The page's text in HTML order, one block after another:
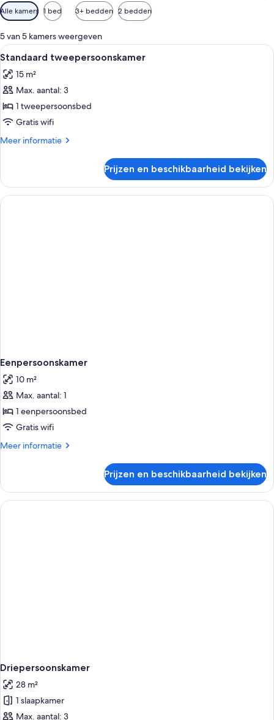
Beschikbare
filters
voor
kamers
Alle kamers 1 bed 3+ bedden 2 bedden
5 van 5 kamers weergeven
Alle
foto's
voor
Standaard
tweepersoonskamer
laden
Een hotelkamer met een bed, een
1
Standaard tweepersoonskamer
15 m²
Max. aantal: 3
1 tweepersoonsbed
Gratis wifi
Meer informatie
Meer
tweepersoonskamer
Prijzen en beschikbaarheid bekijken
Eenpersoonskamer
10 m²
Max. aantal: 1
1 eenpersoonsbed
Gratis wifi
Meer informatie
Meer
Prijzen en beschikbaarheid bekijken
Driepersoonskamer
28 m²
1 slaapkamer
Max. aantal: 3